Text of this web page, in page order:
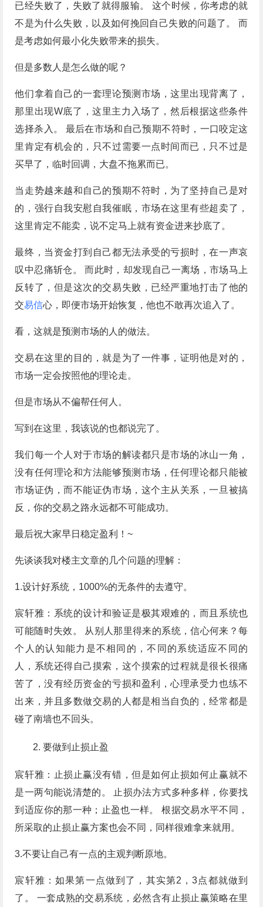
已经失败了，失败了就得服输。 这个时候，你考虑的就
不是为什么失败，以及如何挽回自己失败的问题了。 而
是考虑如何最小化失败带来的损失。
但是多数人是怎么做的呢？
他们拿着自己的一套理论预测市场，这里出现背离了，
那里出现W底了，这里主力入场了，然后根据这些条件
选择杀入。 最后在市场和自己预期不符时，一口咬定这
里肯定有机会的，只不过需要一点时间而已，只不过是
买早了，临时回调，大盘不拖累而已。
当走势越来越和自己的预期不符时，为了坚持自己是对
的，强行自我安慰自我催眠，市场在这里有些超卖了，
这里肯定不能卖，说不定马上就有资金进来抄底了。
最终，当资金打到自己都无法承受的亏损时，在一声哀
叹中忍痛斩仓。 而此时，却发现自己一离场，市场马上
反转了，但是这次的交易失败，已经严重地打击了他的
交易信心，即便市场开始恢复，他也不敢再次追入了。
看，这就是预测市场的人的做法。
交易在这里的目的，就是为了一件事，证明他是对的，
市场一定会按照他的理论走。
但是市场从不偏帮任何人。
写到在这里，我该说的也都说完了。
我们每一个人对于市场的解读都只是市场的冰山一角，
没有任何理论和方法能够预测市场，任何理论都只能被
市场证伪，而不能证伪市场，这个主从关系，一旦被搞
反，你的交易之路永远都不可能成功。
最后祝大家早日稳定盈利！~
先谈谈我对楼主文章的几个问题的理解：
1.设计好系统，1000%的无条件的去遵守。
宸轩雅：系统的设计和验证是极其艰难的，而且系统也
可能随时失效。 从别人那里得来的系统，信心何来？每
个人的认知能力是不相同的，不同的系统适应不同的
人，系统还得自己摸索，这个摸索的过程就是很长很痛
苦了，没有经历资金的亏损和盈利，心理承受力也练不
出来，并且多数做交易的人都是相当自负的，经常都是
碰了南墙也不回头。
要做到止损止盈
宸轩雅：止损止赢没有错，但是如何止损如何止赢就不
是一两句能说清楚的。 止损办法方式多种多样，你要找
到适应你的那一种；止盈也一样。 根据交易水平不同，
所采取的止损止赢方案也会不同，同样很难拿来就用。
3.不要让自己有一点的主观判断原地。
宸轩雅：如果第一点做到了，其实第2，3点都就做到
了。 一套成熟的交易系统，必然含有止损止赢策略在里